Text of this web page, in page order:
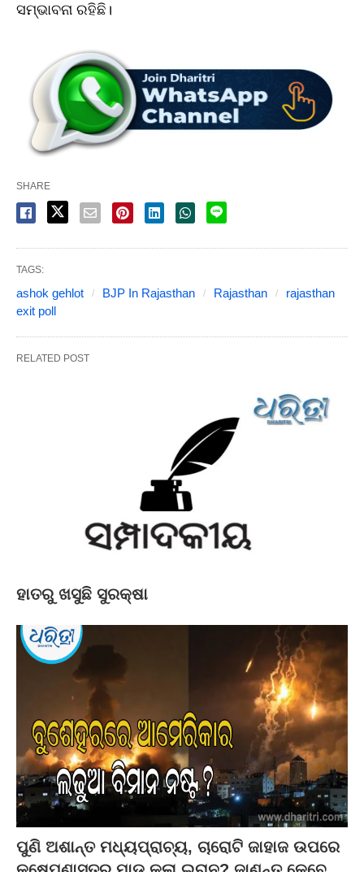
ସମ୍ଭାବନା ରହିଛି।
SHARE
TAGS:
ashok gehlot BJP In Rajasthan Rajasthan
rajasthan
exit poll
RELATED POST
ହାତରୁ ଖସୁଛି ସୁରକ୍ଷା
ପୁଣି ଅଶାନ୍ତ ମଧ୍ୟପ୍ରାଚ୍ୟ, ଚାରୋଟି ଜାହାଜ ଉପରେ